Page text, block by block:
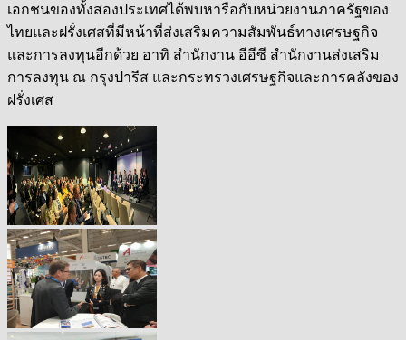
เอกชนของทั้งสองประเทศได้พบหารือกับหน่วยงานภาครัฐของ
ไทยและฝรั่งเศสที่มีหน้าที่ส่งเสริมความสัมพันธ์ทางเศรษฐกิจ
และการลงทุนอีกด้วย อาทิ สำนักงาน อีอีซี สำนักงานส่งเสริม
การลงทุน ณ กรุงปารีส และกระทรวงเศรษฐกิจและการคลังของ
ฝรั่งเศส